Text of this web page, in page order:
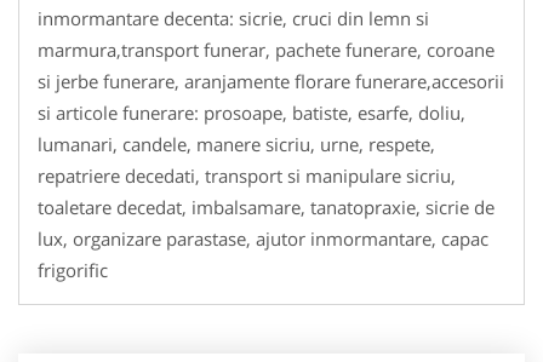
inmormantare decenta: sicrie, cruci din lemn si
marmura,transport funerar, pachete funerare, coroane
si jerbe funerare, aranjamente florare funerare,accesorii
si articole funerare: prosoape, batiste, esarfe, doliu,
lumanari, candele, manere sicriu, urne, respete,
repatriere decedati, transport si manipulare sicriu,
toaletare decedat, imbalsamare, tanatopraxie, sicrie de
lux, organizare parastase, ajutor inmormantare, capac
frigorific